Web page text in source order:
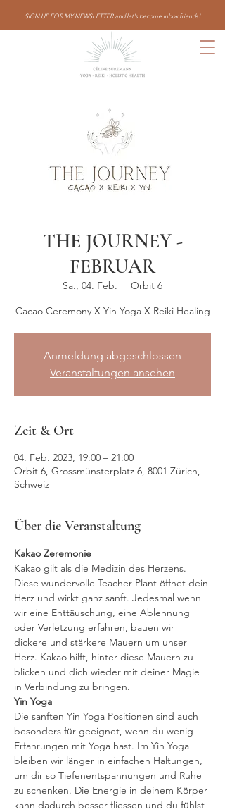
SIGN UP FOR MY NEWSLETTER and let's become inbox friends!
THE JOURNEY -
FEBRUAR
Sa., 04. Feb.
  |
Orbit 6
Cacao Ceremony X Yin Yoga X Reiki Healing
Anmeldung abgeschlossen
Veranstaltungen ansehen
Zeit & Ort
04. Feb. 2023, 19:00 – 21:00
Orbit 6, Grossmünsterplatz 6, 8001 Zürich,
Schweiz
Über die Veranstaltung
Kakao Zeremonie
Kakao gilt als die Medizin des Herzens.
Diese wundervolle Teacher Plant öffnet dein
Herz und wirkt ganz sanft. Jedesmal wenn
wir eine Enttäuschung, eine Ablehnung
oder Verletzung erfahren, bauen wir
dickere und stärkere Mauern um unser
Herz. Kakao hilft, hinter diese Mauern zu
blicken und dich wieder mit deiner Magie
in Verbindung zu bringen.
Yin Yoga
Die sanften Yin Yoga Positionen sind auch
besonders für geeignet, wenn du wenig
Erfahrungen mit Yoga hast. Im Yin Yoga
bleiben wir länger in einfachen Haltungen,
um dir so Tiefenentspannungen und Ruhe
zu schenken. Die Energie in deinem Körper
kann dadurch besser fliessen und du fühlst